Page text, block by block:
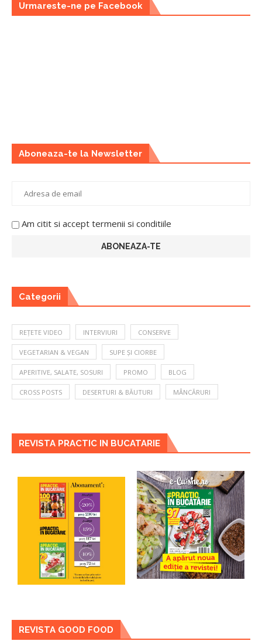
Urmareste-ne pe Facebook
Aboneaza-te la Newsletter
Am citit si accept termenii si conditiile
Categorii
REȚETE VIDEO INTERVIURI CONSERVE
VEGETARIAN & VEGAN SUPE ȘI CIORBE
APERITIVE, SALATE, SOSURI PROMO BLOG
CROSS POSTS DESERTURI & BĂUTURI MÂNCĂRURI
REVISTA PRACTIC IN BUCATARIE
REVISTA GOOD FOOD